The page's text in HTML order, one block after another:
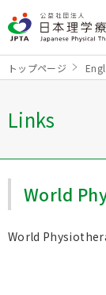
トップページ
Links
World
World